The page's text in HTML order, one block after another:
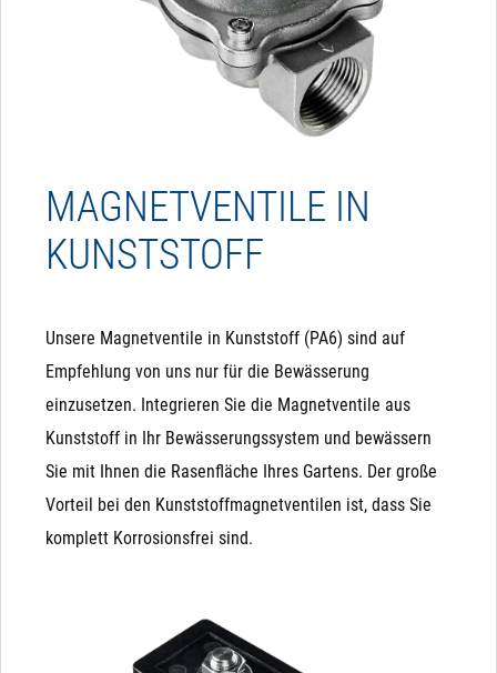
MAGNETVENTILE IN
KUNSTSTOFF
Unsere Magnetventile in Kunststoff (PA6) sind auf
Empfehlung von uns nur für die Bewässerung
einzusetzen. Integrieren Sie die Magnetventile aus
Kunststoff in Ihr Bewässerungssystem und bewässern
Sie mit Ihnen die Rasenfläche Ihres Gartens. Der große
Vorteil bei den Kunststoffmagnetventilen ist, dass Sie
komplett Korrosionsfrei sind.